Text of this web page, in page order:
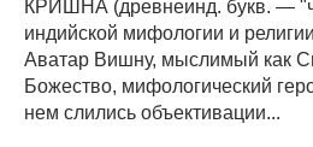
КРИШНА (древнеинд. букв. —
индийской мифологии и
Аватар Вишну, мыслимый как
Божество, мифологический
нем слились объективации...